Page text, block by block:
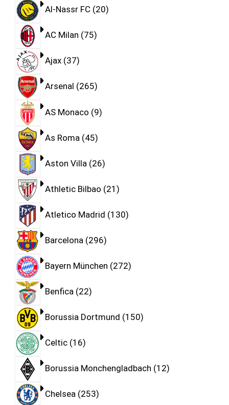
Al-Nassr FC 20
AC Milan 75
Ajax 37
Arsenal 265
AS Monaco 9
As Roma 45
Aston Villa 26
Athletic Bilbao 21
Atletico Madrid 130
Barcelona 296
Bayern München 272
Benfica 22
Borussia Dortmund 150
Celtic 16
Borussia Monchengladbach 12
Chelsea 253